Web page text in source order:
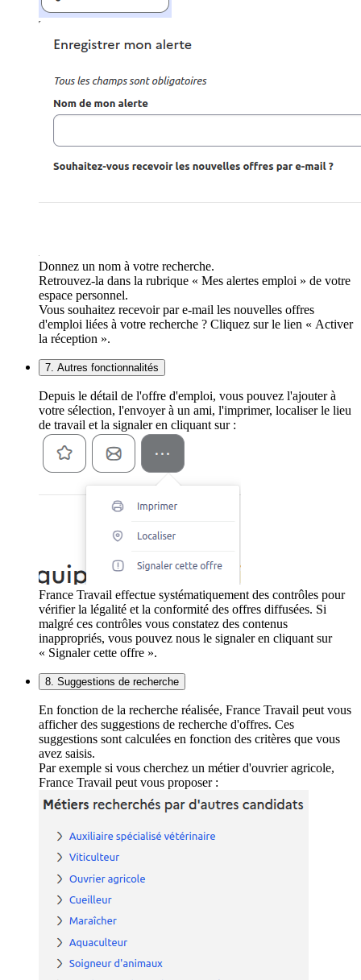
Donnez un nom à votre recherche.
Retrouvez-la dans la rubrique « Mes alertes emploi » de votre
espace personnel.
Vous souhaitez recevoir par e-mail les nouvelles offres
d'emploi liées à votre recherche ? Cliquez sur le lien « Activer
la réception ».
7. Autres fonctionnalités
Depuis le détail de l'offre d'emploi, vous pouvez l'ajouter à
votre sélection, l'envoyer à un ami, l'imprimer, localiser le lieu
de travail et la signaler en cliquant sur :
France Travail effectue systématiquement des contrôles pour
vérifier la légalité et la conformité des offres diffusées. Si
malgré ces contrôles vous constatez des contenus
inappropriés, vous pouvez nous le signaler en cliquant sur
« Signaler cette offre ».
8. Suggestions de recherche
En fonction de la recherche réalisée, France Travail peut vous
afficher des suggestions de recherche d'offres. Ces
suggestions sont calculées en fonction des critères que vous
avez saisis.
Par exemple si vous cherchez un métier d'ouvrier agricole,
France Travail peut vous proposer :